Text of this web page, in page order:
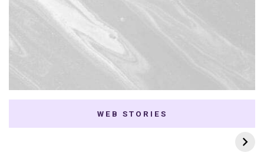
WEB STORIES
7 K-dramas Enemies
to Lovers
Thai Dramas com
First e Khaotung